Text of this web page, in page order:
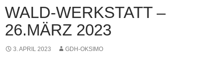
WALD-WERKSTATT –
26.MÄRZ 2023
3. APRIL 2023 GDH-OKSIMO